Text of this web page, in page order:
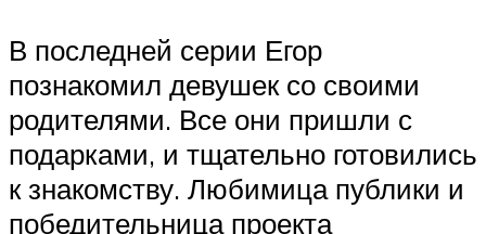
В последней серии Егор
познакомил девушек со своими
родителями. Все они пришли с
подарками, и тщательно готовились
к знакомству. Любимица публики и
победительница проекта